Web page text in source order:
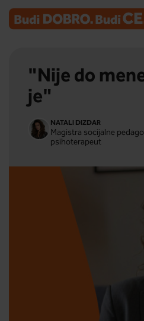
"Nije do
je"
NATALI DIZDAR
Magistra socijalne
psihoterapeut